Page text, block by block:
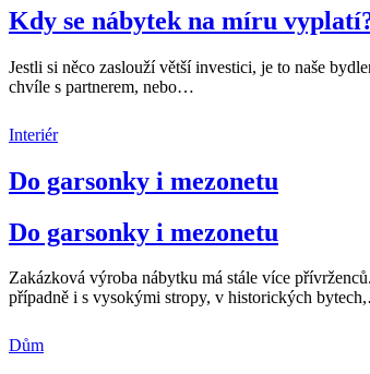
Kdy se nábytek na míru
Jestli si něco zaslouží větší investici, je to naše
chvíle s partnerem, nebo…
Interiér
Do garsonky i mezonetu
Do garsonky i mezonetu
Zakázková výroba nábytku má stále více
případně i s vysokými stropy, v historických bytech,
Dům